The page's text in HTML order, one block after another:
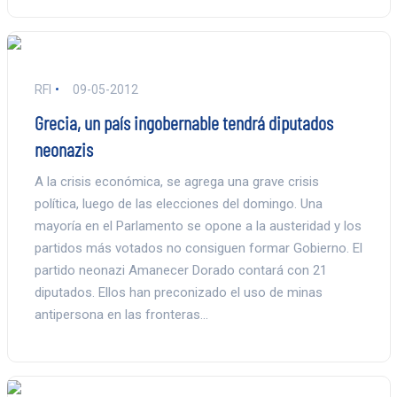
RFI 09-05-2012
Grecia, un país ingobernable tendrá diputados
neonazis
A la crisis económica, se agrega una grave crisis
política, luego de las elecciones del domingo. Una
mayoría en el Parlamento se opone a la austeridad y los
partidos más votados no consiguen formar Gobierno. El
partido neonazi Amanecer Dorado contará con 21
diputados. Ellos han preconizado el uso de minas
antipersona en las fronteras…